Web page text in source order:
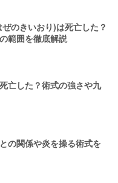
ぜのきいおり)は死亡した？
範囲を徹底解説
亡した？術式の強さや九
の関係や炎を操る術式を